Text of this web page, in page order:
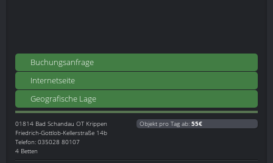
Buchungsanfrage
Internetseite
Geografische Lage
01814 Bad Schandau OT Krippen
Friedrich-Gottlob-Kellerstraße 14b
Telefon: 035028 80107
4 Betten
Objekt pro Tag ab: 55€